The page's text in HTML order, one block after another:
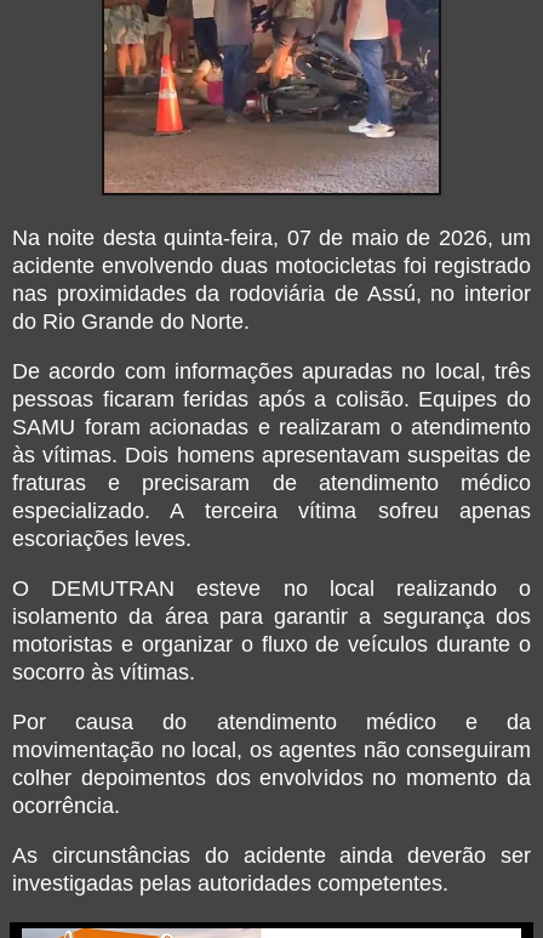
Na noite desta quinta-feira, 07 de maio de 2026, um
acidente envolvendo duas motocicletas foi registrado
nas proximidades da rodoviária de Assú, no interior
do Rio Grande do Norte.
De acordo com informações apuradas no local, três
pessoas ficaram feridas após a colisão. Equipes do
SAMU foram acionadas e realizaram o atendimento
às vítimas. Dois homens apresentavam suspeitas de
fraturas e precisaram de atendimento médico
especializado. A terceira vítima sofreu apenas
escoriações leves.
O DEMUTRAN esteve no local realizando o
isolamento da área para garantir a segurança dos
motoristas e organizar o fluxo de veículos durante o
socorro às vítimas.
Por causa do atendimento médico e da
movimentação no local, os agentes não conseguiram
colher depoimentos dos envolvidos no momento da
ocorrência.
As circunstâncias do acidente ainda deverão ser
investigadas pelas autoridades competentes.